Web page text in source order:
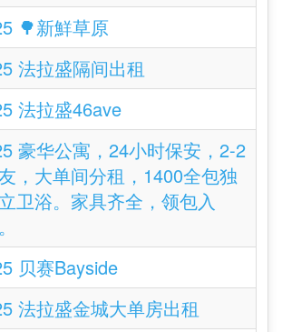
🌳新鮮草原
法拉盛隔间出租
法拉盛46ave
豪华公寓，24小时保安，2-2
，大单间分租，1400全包独
卫浴。家具齐全，领包入
贝赛Bayside
法拉盛金城大单房出租